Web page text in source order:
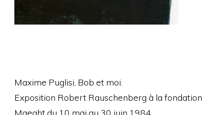
Maxime Puglisi, Bob et moi.
Exposition Robert Rauschenberg à la fondation
Maeght du 10 mai au 30 juin 1984.